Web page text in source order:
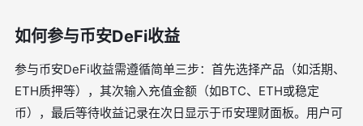
如何参与币安DeFi收益
参与币安DeFi收益需遵循简单三步：首先选择产品（如活期、
ETH质押等），其次输入充值金额（如BTC、ETH或稳定
币），最后等待收益记录在次日显示于币安理财面板。用户可